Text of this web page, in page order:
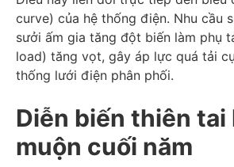
curve) của hệ thống điện. Nhu cầu
sưởi ấm gia tăng đột biến làm phụ
load) tăng vọt, gây áp lực quá tải
thống lưới điện phân phối.
Diễn biến thiên
muộn cuối năm